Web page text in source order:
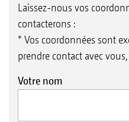
Laissez-nous vos
contacterons :
* Vos coordonnées sont
prendre contact avec
Votre nom